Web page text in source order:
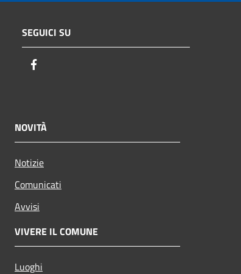
SEGUICI SU
NOVITÀ
Notizie
Comunicati
Avvisi
VIVERE IL COMUNE
Luoghi